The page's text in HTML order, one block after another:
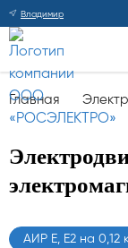
Владимир
Главная
АИР Е, Е2 на 0,12